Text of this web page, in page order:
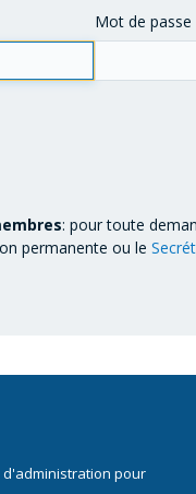
Mot de passe
: pour toute
permanente ou le
d'administration pour